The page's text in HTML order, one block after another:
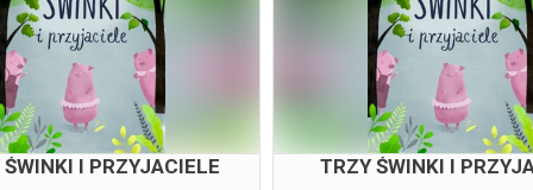
- SPEKTAKL MUZYCZNY
SYMFONIA ROCKA.